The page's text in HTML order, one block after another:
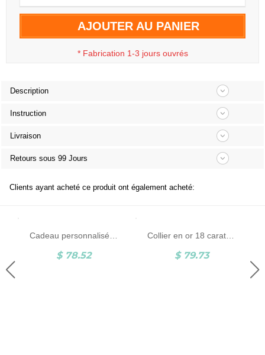
AJOUTER AU PANIER
* Fabrication 1-3 jours ouvrés
Description
Instruction
Livraison
Retours sous 99 Jours
Clients ayant acheté ce produit ont également acheté:
$ 78.52
Collier en or 18 carats plaqué or avec pierre de naissance et prénom gravé
$ 79.73